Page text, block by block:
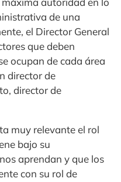
de una
el Director General
que deben
ocupan de cada área
director de
director de
muy relevante el rol
bajo su
aprendan y que los
con su rol de